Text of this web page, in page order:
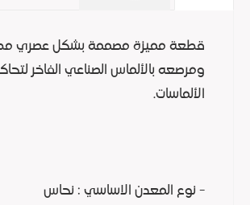
قطعة مميزة مصممة بشكل عصري
ومرصعه بالألماس الصناعي الفاخر
الألماسات.
- نوع المعدن الاساسي : نحاس